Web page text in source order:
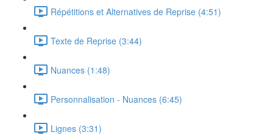
Répétitions et Alternatives de Reprise (4:51)
Texte de Reprise (3:44)
Nuances (1:48)
Personnalisation - Nuances (6:45)
Lignes (3:31)